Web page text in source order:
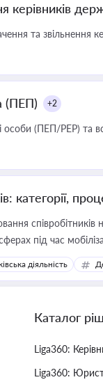
керівників
та звільнення
(ПЕП) +2
особи (ПЕП/PEP) та
категорії,
співробітників
під час
діяльність
Каталог
Liga360:
Liga360: